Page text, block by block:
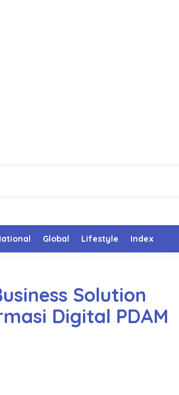
Global Lifestyle Index
Solution
Digital PDAM